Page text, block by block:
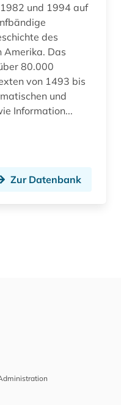
und 1994 auf
des
Amerika. Das
80.000
von 1493 bis
und
Information...
Zur Datenbank